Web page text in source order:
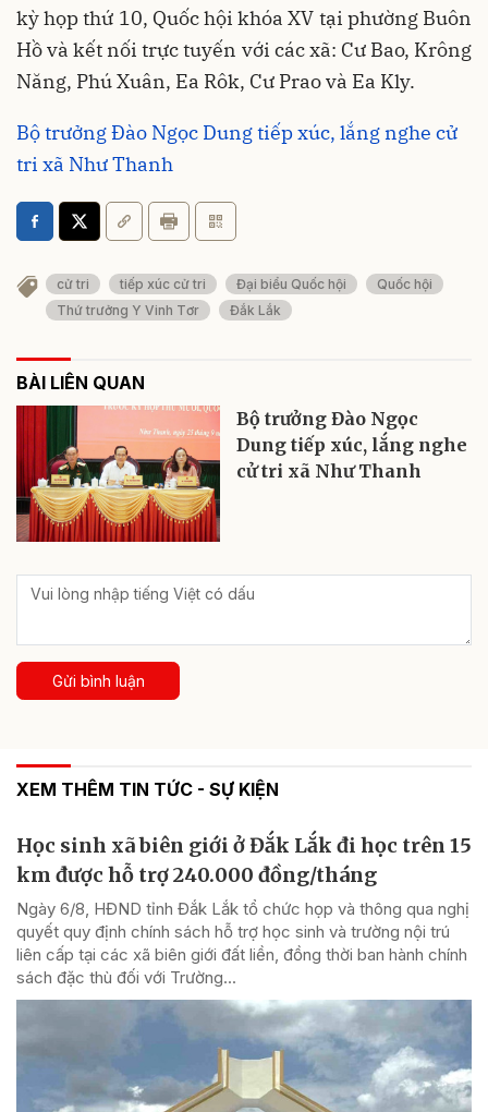
kỳ họp thứ 10, Quốc hội khóa XV tại phường Buôn
Hồ và kết nối trực tuyến với các xã: Cư Bao, Krông
Năng, Phú Xuân, Ea Rôk, Cư Prao và Ea Kly.
Bộ trưởng Đào Ngọc Dung tiếp xúc, lắng nghe cử
tri xã Như Thanh
cử tri tiếp xúc cử tri Đại biểu Quốc hội
Quốc hội
Thứ trưởng Y Vinh Tơr
Đắk Lắk
BÀI LIÊN QUAN
Bộ trưởng Đào Ngọc
Dung tiếp xúc, lắng nghe
cử tri xã Như Thanh
Gửi bình luận
XEM THÊM TIN TỨC - SỰ KIỆN
Học sinh xã biên giới ở Đắk Lắk đi học trên 15
km được hỗ trợ 240.000 đồng/tháng
Ngày 6/8, HĐND tỉnh Đắk Lắk tổ chức họp và thông qua nghị
quyết quy định chính sách hỗ trợ học sinh và trường nội trú
liên cấp tại các xã biên giới đất liền, đồng thời ban hành chính
sách đặc thù đối với Trường...